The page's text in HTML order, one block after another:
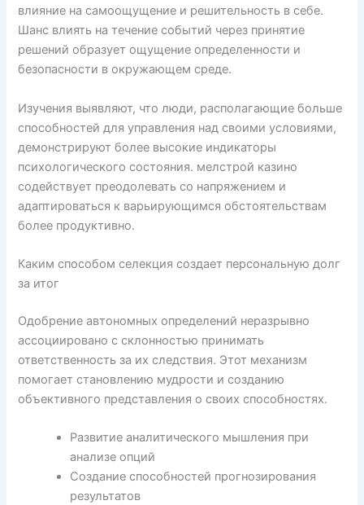
влияние на самоощущение и решительность в себе.
Шанс влиять на течение событий через принятие
решений образует ощущение определенности и
безопасности в окружающем среде.
Изучения выявляют, что люди, располагающие больше
способностей для управления над своими условиями,
демонстрируют более высокие индикаторы
психологического состояния. мелстрой казино
содействует преодолевать со напряжением и
адаптироваться к варьирующимся обстоятельствам
более продуктивно.
Каким способом селекция создает персональную долг
за итог
Одобрение автономных определений неразрывно
ассоциировано с склонностью принимать
ответственность за их следствия. Этот механизм
помогает становлению мудрости и созданию
объективного представления о своих способностях.
Развитие аналитического мышления при
анализе опций
Создание способностей прогнозирования
результатов